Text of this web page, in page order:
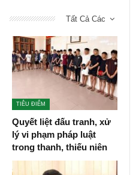
Tất Cả Các
TIÊU ĐIỂM
Quyết liệt đấu tranh, xử
lý vi phạm pháp luật
trong thanh, thiếu niên